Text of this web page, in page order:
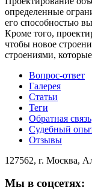
определенные
его способностью
Кроме того,
чтобы новое
строениями,
Вопрос-ответ
Галерея
Статьи
Теги
Обратная связь
Судебный
Отзывы
127562, г. Москва,
Мы в соцсетях: